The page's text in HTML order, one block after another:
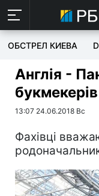
ОБСТРЕЛ КИЕВА
Англія -
букмекерів
13:07 24.06.2018 Вс
Фахівці